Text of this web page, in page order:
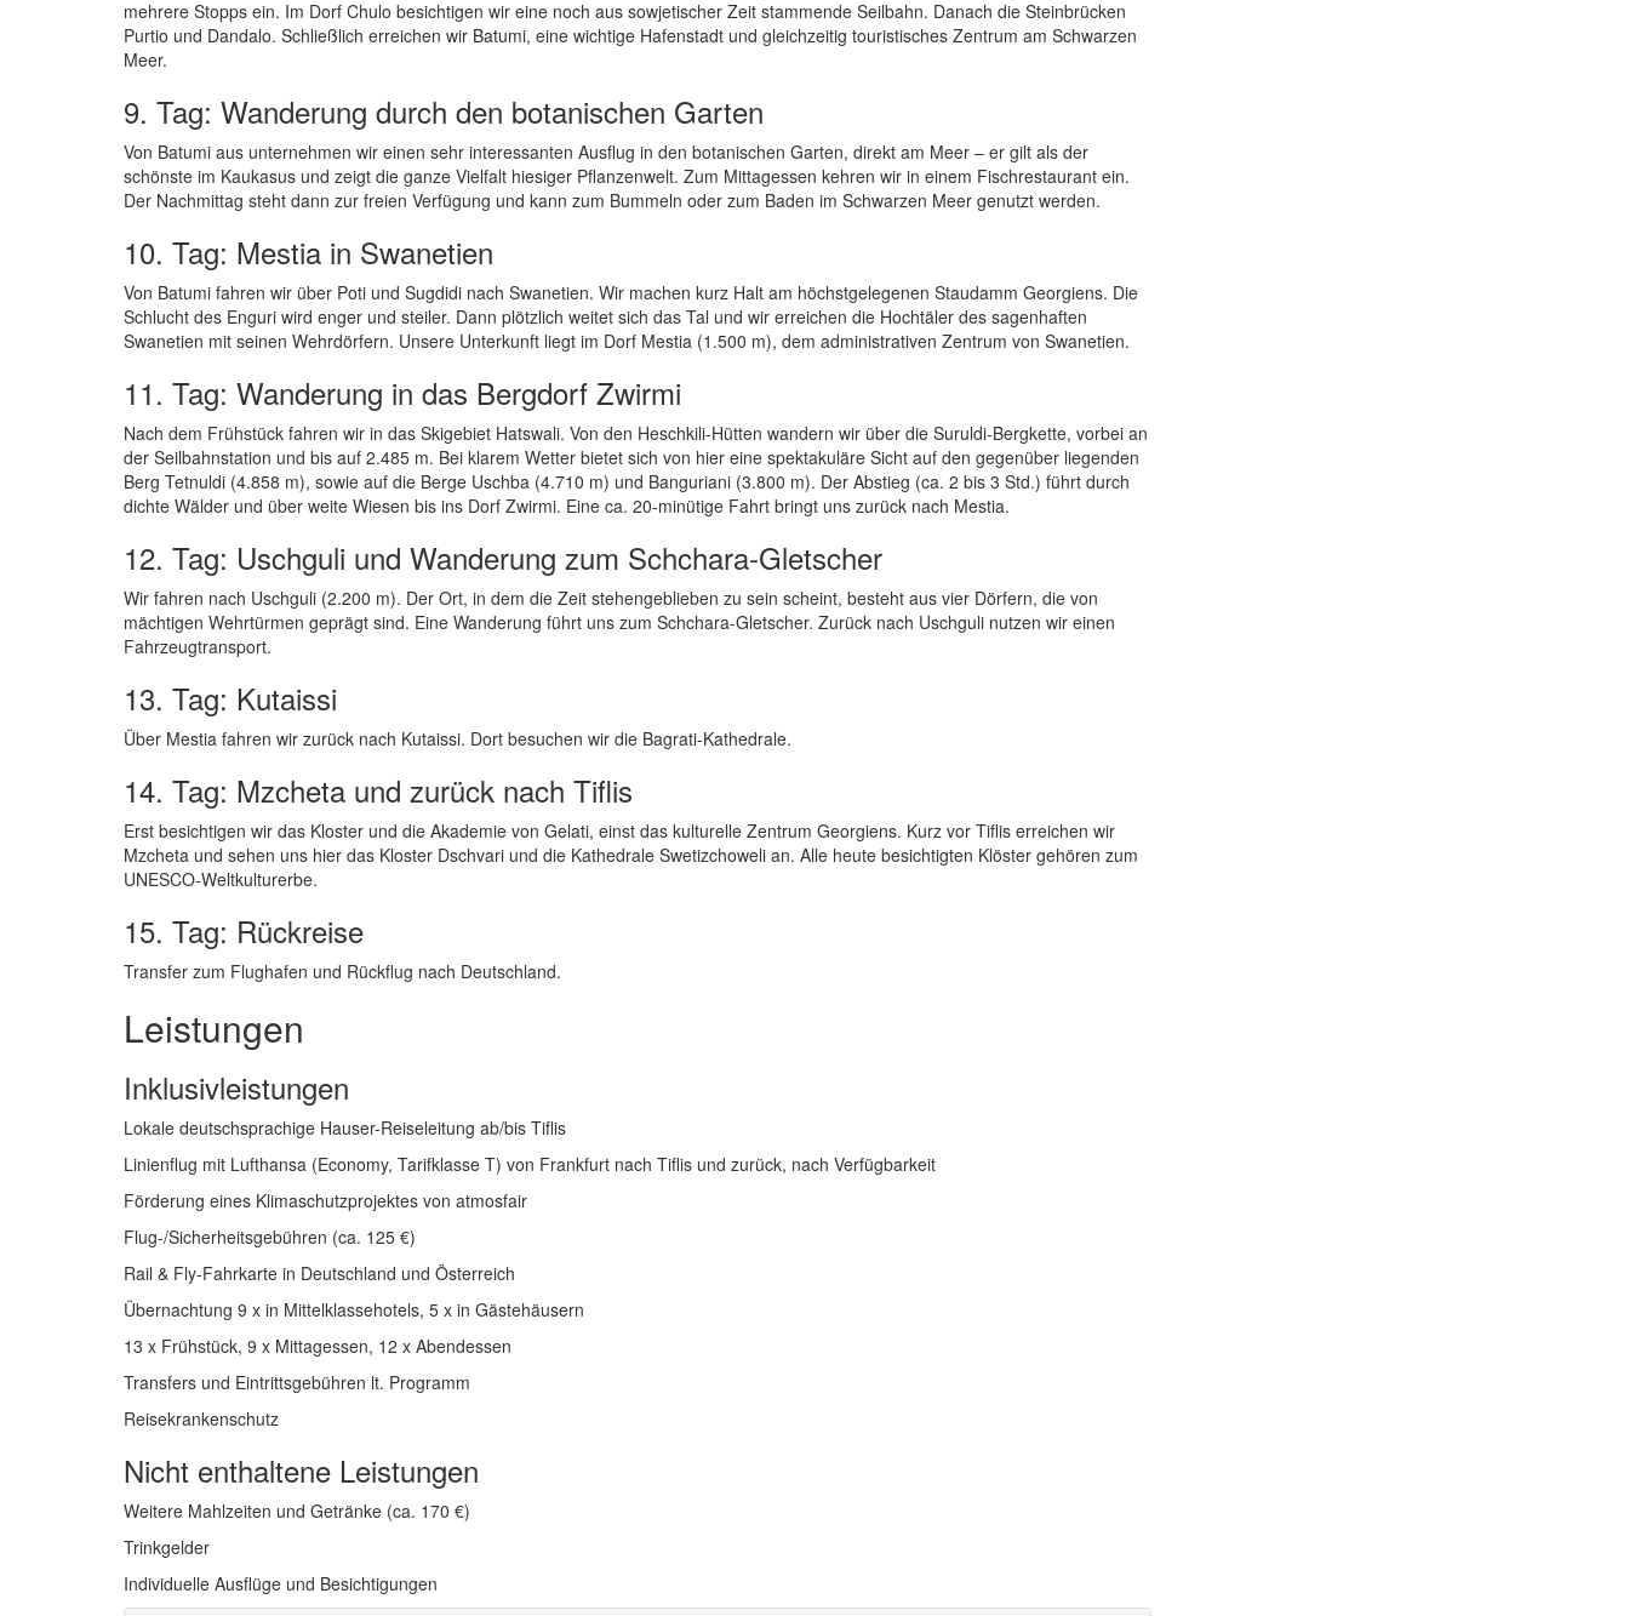
mehrere Stopps ein. Im Dorf Chulo besichtigen wir eine noch aus sowjetischer Zeit stammende Seilbahn. Danach die Steinbrücken
Purtio und Dandalo. Schließlich erreichen wir Batumi, eine wichtige Hafenstadt und gleichzeitig touristisches Zentrum am Schwarzen
Meer.
9. Tag: Wanderung durch den botanischen Garten
Von Batumi aus unternehmen wir einen sehr interessanten Ausflug in den botanischen Garten, direkt am Meer – er gilt als der
schönste im Kaukasus und zeigt die ganze Vielfalt hiesiger Pflanzenwelt. Zum Mittagessen kehren wir in einem Fischrestaurant ein.
Der Nachmittag steht dann zur freien Verfügung und kann zum Bummeln oder zum Baden im Schwarzen Meer genutzt werden.
10. Tag: Mestia in Swanetien
Von Batumi fahren wir über Poti und Sugdidi nach Swanetien. Wir machen kurz Halt am höchstgelegenen Staudamm Georgiens. Die
Schlucht des Enguri wird enger und steiler. Dann plötzlich weitet sich das Tal und wir erreichen die Hochtäler des sagenhaften
Swanetien mit seinen Wehrdörfern. Unsere Unterkunft liegt im Dorf Mestia (1.500 m), dem administrativen Zentrum von Swanetien.
11. Tag: Wanderung in das Bergdorf Zwirmi
Nach dem Frühstück fahren wir in das Skigebiet Hatswali. Von den Heschkili-Hütten wandern wir über die Suruldi-Bergkette, vorbei an
der Seilbahnstation und bis auf 2.485 m. Bei klarem Wetter bietet sich von hier eine spektakuläre Sicht auf den gegenüber liegenden
Berg Tetnuldi (4.858 m), sowie auf die Berge Uschba (4.710 m) und Banguriani (3.800 m). Der Abstieg (ca. 2 bis 3 Std.) führt durch
dichte Wälder und über weite Wiesen bis ins Dorf Zwirmi. Eine ca. 20-minütige Fahrt bringt uns zurück nach Mestia.
12. Tag: Uschguli und Wanderung zum Schchara-Gletscher
Wir fahren nach Uschguli (2.200 m). Der Ort, in dem die Zeit stehengeblieben zu sein scheint, besteht aus vier Dörfern, die von
mächtigen Wehrtürmen geprägt sind. Eine Wanderung führt uns zum Schchara-Gletscher. Zurück nach Uschguli nutzen wir einen
Fahrzeugtransport.
13. Tag: Kutaissi
Über Mestia fahren wir zurück nach Kutaissi. Dort besuchen wir die Bagrati-Kathedrale.
14. Tag: Mzcheta und zurück nach Tiflis
Erst besichtigen wir das Kloster und die Akademie von Gelati, einst das kulturelle Zentrum Georgiens. Kurz vor Tiflis erreichen wir
Mzcheta und sehen uns hier das Kloster Dschvari und die Kathedrale Swetizchoweli an. Alle heute besichtigten Klöster gehören zum
UNESCO-Weltkulturerbe.
15. Tag: Rückreise
Transfer zum Flughafen und Rückflug nach Deutschland.
Leistungen
Inklusivleistungen
Lokale deutschsprachige Hauser-Reiseleitung ab/bis Tiflis
Linienflug mit Lufthansa (Economy, Tarifklasse T) von Frankfurt nach Tiflis und zurück, nach Verfügbarkeit
Förderung eines Klimaschutzprojektes von atmosfair
Flug-/Sicherheitsgebühren (ca. 125 €)
Rail & Fly-Fahrkarte in Deutschland und Österreich
Übernachtung 9 x in Mittelklassehotels, 5 x in Gästehäusern
13 x Frühstück, 9 x Mittagessen, 12 x Abendessen
Transfers und Eintrittsgebühren lt. Programm
Reisekrankenschutz
Nicht enthaltene Leistungen
Weitere Mahlzeiten und Getränke (ca. 170 €)
Trinkgelder
Individuelle Ausflüge und Besichtigungen